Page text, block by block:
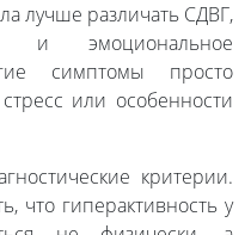
лучше различать СДВГ,
и эмоциональное
симптомы просто
или особенности
критерии.
что гиперактивность у